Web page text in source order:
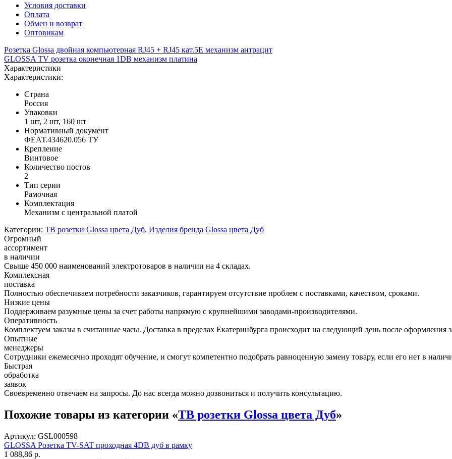
Условия доставки
Оплата
Обмен и возврат
Оптовикам
Розетка Glossa двойная компьютерная RJ45 + RJ45 кат.5E механизм антрацит
GLOSSA TV розетка оконечная 1DB механизм платина
Характеристики
Характеристики:
Страна
Россия
Упаковки
1 шт, 2 шт, 160 шт
Нормативный документ
ФЕАТ.434620.056 ТУ
Крепление
Винтовое
Количество постов
2
Тип серии
Рамочная
Комплектация
Механизм с центральной платой
Категории: ТВ розетки Glossa цвета Дуб, Изделия бренда Glossa цвета Дуб
Огромный
ассортимент
в наличии
Свыше 450 000 наименований электротоваров в наличии на 4 складах.
Комплексная
поставка
Полностью обеспечиваем потребности заказчиков, гарантируем отсутствие проблем с поставками, качеством, сроками.
Низкие цены
Поддерживаем разумные цены за счет работы напрямую с крупнейшими заводами-производителями.
Оперативность
Комплектуем заказы в считанные часы. Доставка в пределах Екатеринбурга происходит на следующий день после оформления
Опытные
менеджеры
Сотрудники ежемесячно проходят обучение, и смогут компетентно подобрать равноценную замену товару, если его нет в
Быстрая
обработка
заявок
Своевременно отвечаем на запросы. До нас всегда можно дозвониться и получить консультацию.
Похожие товары из категории «ТВ розетки Glossa цвета Дуб»
Артикул: GSL000598
GLOSSA Розетка TV-SAT проходная 4DB дуб в рамку
1 088,86 р.